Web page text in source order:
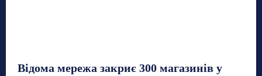
Відома мережа закриє 300 магазинів у